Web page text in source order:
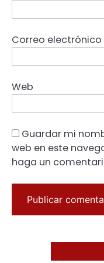
Correo electrónico
Web
Guardar mi
web en este
haga un